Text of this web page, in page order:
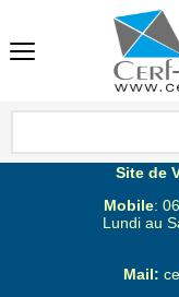
Site de
Mobile:
Lundi au
Mail: